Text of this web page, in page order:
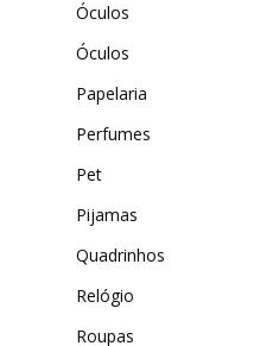
Óculos
Óculos
Papelaria
Perfumes
Pet
Pijamas
Quadrinhos
Relógio
Roupas